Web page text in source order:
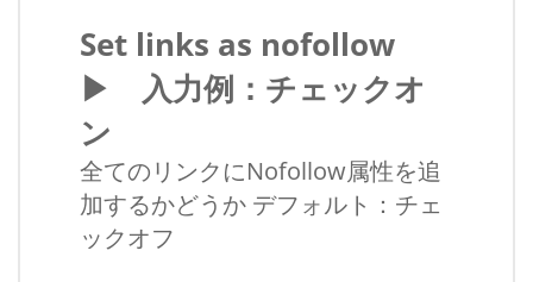
Set links as nofollow
▶ 入力例：チェックオ
ン
全てのリンクにNofollow属性を追
加するかどうか デフォルト：チェ
ックオフ